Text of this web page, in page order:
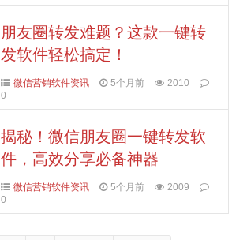
朋友圈转发难题？这款一键转
发软件轻松搞定！
微信营销软件资讯 5个月前
2010
0
揭秘！微信朋友圈一键转发软
件，高效分享必备神器
微信营销软件资讯 5个月前
2009
0